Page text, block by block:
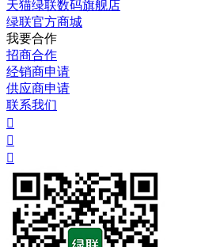
天猫绿联数码旗舰店
绿联官方商城
我要合作
招商合作
经销商申请
供应商申请
联系我们


